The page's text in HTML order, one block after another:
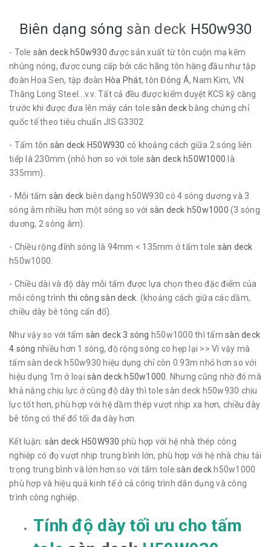
Biên dạng sóng sàn deck H50w930
- Tole sàn deck h50w930 được sản xuất từ tôn cuộn mạ kẽm
nhúng nóng, được cung cấp bởi các hãng tôn hàng đầu như tập
đoàn Hoa Sen, tập đoàn Hòa Phát, tôn Đông Á, Nam Kim, VN
Thăng Long Steel...v.v. Tất cả đều được kiểm duyệt KCS kỹ càng
trước khi được đưa lên máy cán tole sàn deckbằng chứng chỉ
quốc tế theo tiêu chuẩn JIS G3302
- Tấm tôn sàn deck H50W930 có khoảng cách giữa 2 sóng liên
tiếp là 230mm (nhỏ hơn so với tole sàn deck h50W1000 là
335mm).
- Mỗi tấm sàn deck biên dạng h50W930 có 4 sóng dương và 3
sóng âm nhiều hơn một sóng so với sàn deck h50w1000 (3 sóng
dương, 2 sóng âm).
- Chiều rộng đỉnh sóng là 94mm < 135mm ở tấm tole sàn deck
h50w1000.
- Chiều dài và độ dày mỗi tấm được lựa chọn theo đặc điểm của
mỗi công trình thi công sàn deck . (khoảng cách giữa các dầm,
chiều dày bê tông cẩn đổ).
Như vậy so với tấm sàn deck 3 sóng h50w1000 thì tấm sàn deck
4 sóng nhiều hơn 1 sóng, độ rộng sóng co hẹp lại >> Vì vậy mà
tấm sàn deck h50w930 hiệu dụng chỉ còn 0.93m nhỏ hơn so với
hiệu dụng 1m ở loại sàn deck h50w1000 . Nhưng cũng nhờ đó mà
khả năng chịu lực ở cùng độ dày thì tole sàn deck h50w930 chịu
lực tốt hơn, phù hợp với hệ dầm thép vượt nhịp xa hơn, chiều dày
bê tông có thể đổ tối đa dày hơn.
Kết luận: sàn deck H50W930 phù hợp với hệ nhà thép công
nghiệp có đọ vượt nhịp trung bình lớn, phù hợp với hệ nhà chịu tải
trọng trung bình và lớn hơn so với tấm tole sàn deckh50w1000
phù hợp và hiệu quả kinh tế ở cả công trình dân dụng và công
trình công nghiệp.
Tính độ dày tối ưu cho tấm